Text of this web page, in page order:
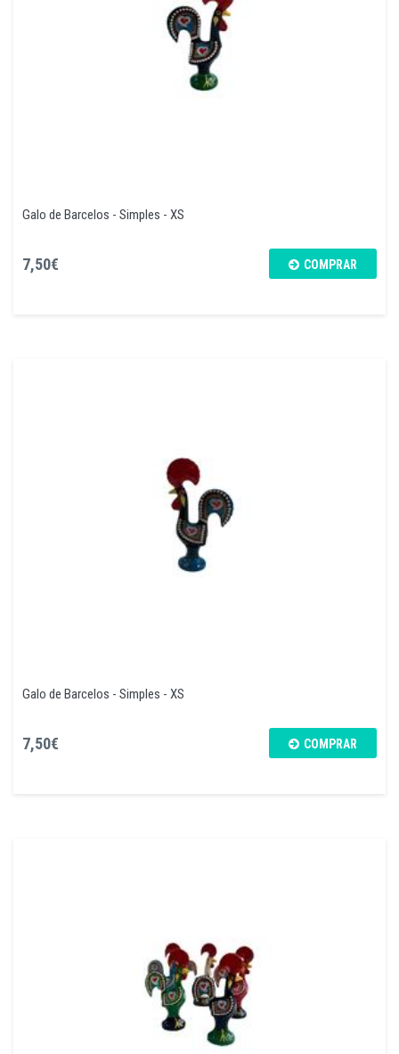
Galo de Barcelos - Simples - XS
7,50€ COMPRAR
Galo de Barcelos - Simples - XS
7,50€ COMPRAR